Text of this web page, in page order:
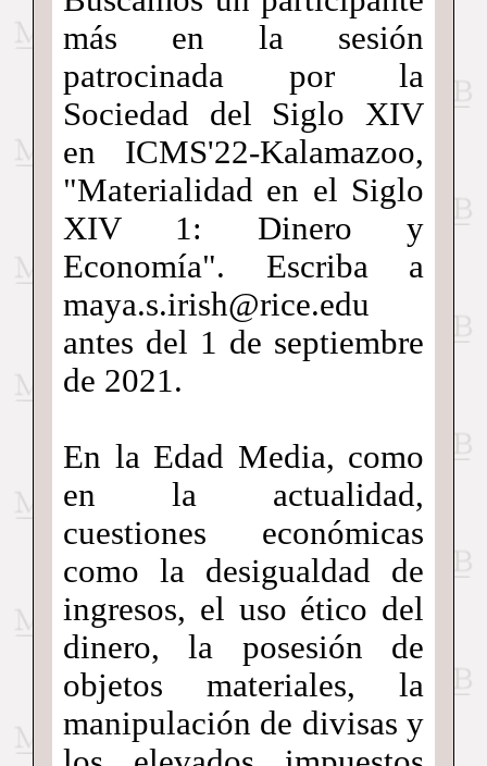
más en la sesión
patrocinada por la
Sociedad del Siglo XIV
en ICMS'22-Kalamazoo,
"Materialidad en el Siglo
XIV 1: Dinero y
Economía". Escriba a
maya.s.irish@rice.edu
antes del 1 de septiembre
de 2021.
En la Edad Media, como
en la actualidad,
cuestiones económicas
como la desigualdad de
ingresos, el uso ético del
dinero, la posesión de
objetos materiales, la
manipulación de divisas y